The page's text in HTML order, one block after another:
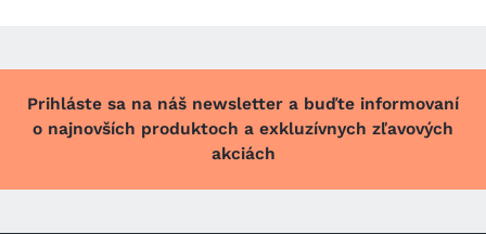
Prihláste sa na náš newsletter a buďte informovaní
o najnovších produktoch a exkluzívnych zľavových
akciách